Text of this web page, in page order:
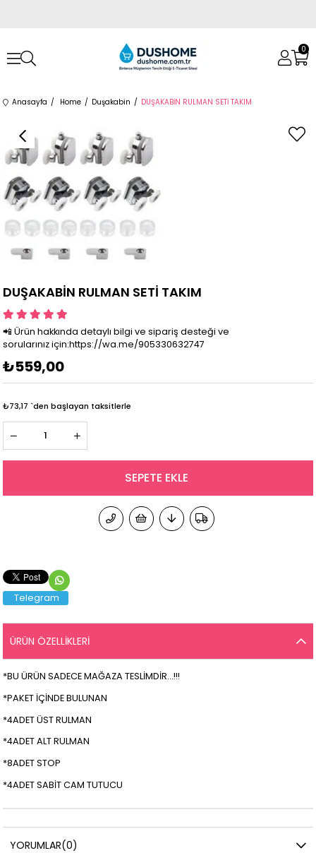
0
Anasayfa Home Duşakabin DUŞAKABİN RULMAN SETİ TAKIM
DUŞAKABİN RULMAN SETİ TAKIM
📲 Ürün hakkında detaylı bilgi ve sipariş desteği ve
sorularınız için:https://wa.me/905330632747
₺559,00
₺73,17 `den başlayan taksitlerle
Telegram
ÜRÜN ÖZELLIKLERI
*BU ÜRÜN SADECE MAĞAZA TESLİMDİR...!!!
*PAKET İÇİNDE BULUNAN
*4ADET ÜST RULMAN
*4ADET ALT RULMAN
*8ADET STOP
*4ADET SABİT CAM TUTUCU
YORUMLAR(0)